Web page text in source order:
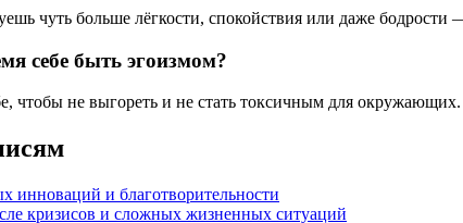
чуть больше лёгкости, спокойствия или даже бодрости
себе быть эгоизмом?
чтобы не выгореть и не стать токсичным для
инноваций и благотворительности
кризисов и сложных жизненных ситуаций